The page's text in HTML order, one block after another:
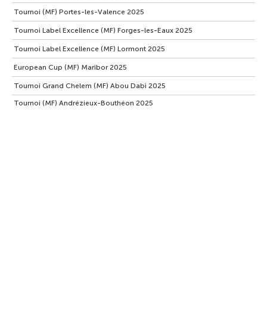
Tournoi (MF) Portes-les-Valence 2025
Tournoi Label Excellence (MF) Forges-les-Eaux 2025
Tournoi Label Excellence (MF) Lormont 2025
European Cup (MF) Maribor 2025
Tournoi Grand Chelem (MF) Abou Dabi 2025
Tournoi (MF) Andrézieux-Bouthéon 2025